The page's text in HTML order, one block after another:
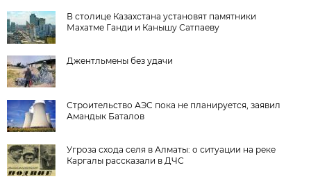
В столице Казахстана установят памятники
Махатме Ганди и Канышу Сатпаеву
Джентльмены без удачи
Строительство АЭС пока не планируется, заявил
Амандык Баталов
Угроза схода селя в Алматы: о ситуации на реке
Каргалы рассказали в ДЧС